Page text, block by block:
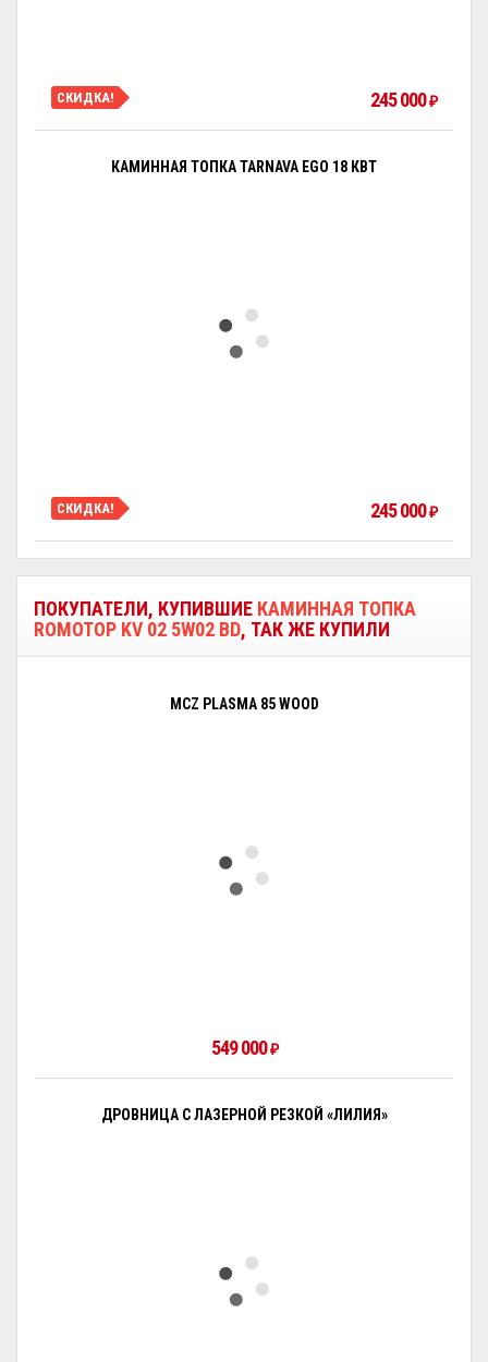
СКИДКА! 245 000₽
КАМИННАЯ ТОПКА TARNAVA EGO 18 КВТ
СКИДКА! 245 000₽
ПОКУПАТЕЛИ, КУПИВШИЕ КАМИННАЯ ТОПКА
ROMOTOP KV 02 5W02 BD, ТАК ЖЕ КУПИЛИ
MCZ PLASMA 85 WOOD
549 000₽
ДРОВНИЦА С ЛАЗЕРНОЙ РЕЗКОЙ «ЛИЛИЯ»